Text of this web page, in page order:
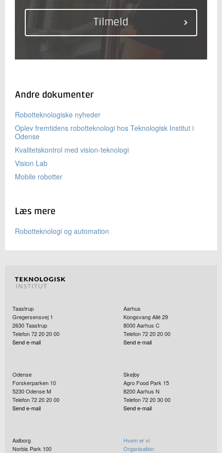
Andre dokumenter
Robotteknologiske nyheder
Oplev fremtidens robotteknologi hos Teknologisk Institut i
Odense
Kvalitetskontrol med vision-teknologi
Vision Lab
Mobile robotter
Læs mere
Robotteknologi og automation
Taastrup
Gregersensvej 1
2630Taastrup
Telefon 72 20 20 00
Send e-mail
Aarhus
Kongsvang Allé 29
8000Aarhus C
Telefon 72 20 20 00
Send e-mail
Odense
Forskerparken 10
5230Odense M
Telefon 72 20 20 00
Send e-mail
Skejby
Agro Food Park 15
8200Aarhus N
Telefon 72 20 30 00
Send e-mail
Aalborg
Norbis Park 100
Hvem er vi
Organisation